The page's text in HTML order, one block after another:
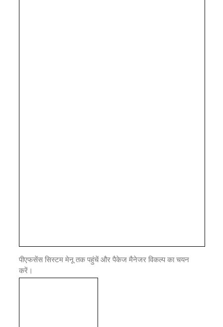
पीएफसेंस सिस्टम मेनू तक पहुंचें और पैकेज मैनेजर विकल्प का चयन
करें।